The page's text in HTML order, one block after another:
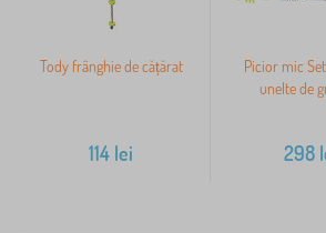
Tody frânghie de cățărat
114 lei
Picior mic
unelte de
298